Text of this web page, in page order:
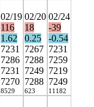
02/19
116
1.62
7231
7286
7231
7270
8529
02/20
18
0.25
7267
7288
7249
7288
623
02/24
-39
-0.54
7231
7259
7219
7249
11182